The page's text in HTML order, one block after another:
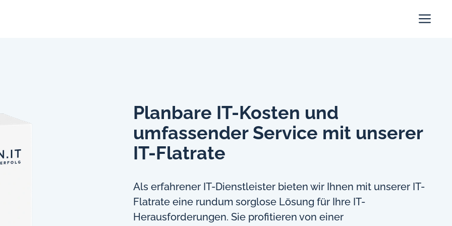
Planbare IT-Kosten und
umfassender Service mit unserer
IT-Flatrate
Als erfahrener IT-Dienstleister bieten wir Ihnen mit unserer IT-
Flatrate eine rundum sorglose Lösung für Ihre IT-
Herausforderungen. Sie profitieren von einer